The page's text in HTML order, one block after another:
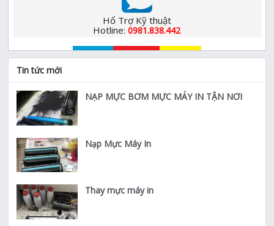
Hổ Trợ Kỹ thuật
Hotline:0981.838.442
Tin tức mới
NẠP MỰC BƠM MỰC MÁY IN TẬN NƠI
Nạp Mực Máy In
Thay mực máy in